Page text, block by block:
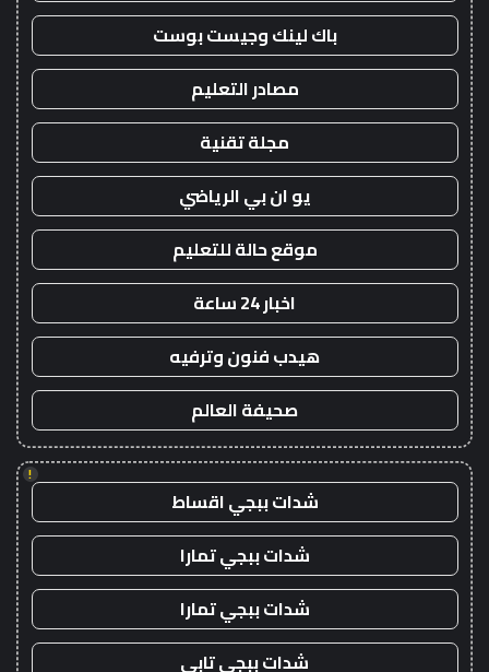
باك لينك وجيست بوست
مصادر التعليم
مجلة تقنية
يو ان بي الرياضي
موقع حالة للتعليم
اخبار 24 ساعة
هيدب فنون وترفيه
صحيفة العالم
!
شدات ببجي اقساط
شدات ببجي تمارا
شدات ببجي تمارا
شدات ببجي تابي